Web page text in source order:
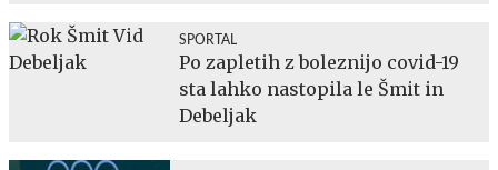
SPORTAL
Po zapletih z boleznijo covid-19
sta lahko nastopila le Šmit in
Debeljak